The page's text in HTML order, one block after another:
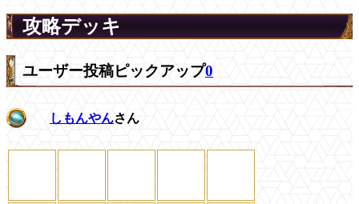
攻略デッキ
ユーザー投稿ピックアップ0
しもんやんさん